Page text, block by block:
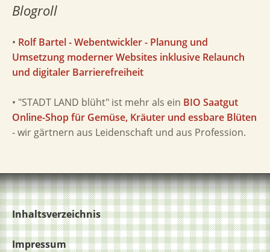
Blogroll
• Rolf Bartel - Webentwickler - Planung und
Umsetzung moderner Websites inklusive Relaunch
und digitaler Barrierefreiheit
• "STADT LAND blüht" ist mehr als ein BIO Saatgut
Online-Shop für Gemüse, Kräuter und essbare Blüten
- wir gärtnern aus Leidenschaft und aus Profession.
Inhaltsverzeichnis
Impressum